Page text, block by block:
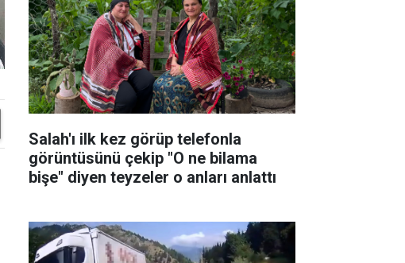
Salah'ı ilk kez görüp telefonla
görüntüsünü çekip "O ne bilama
bişe" diyen teyzeler o anları anlattı